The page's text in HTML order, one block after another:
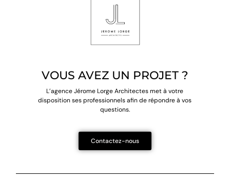
VOUS AVEZ UN PROJET ?
L’agence Jérome Lorge Architectes met à votre
dispositionses professionnels afin de répondre à vos
questions.
Contactez-nous